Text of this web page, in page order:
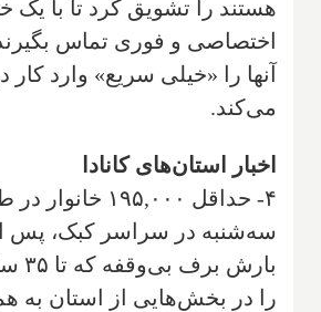
هستند را تشویق کرد تا با یک
اختصاصی و فوری تماس
آنها را «خیلی سریع» وارد کار
می‌کند.
اخبار استان‌های کانادا
۴- حداقل ۱۹۵,۰۰۰
سه‌شنبه در سراسر کبک، پس
را در بخش‌هایی از استان به